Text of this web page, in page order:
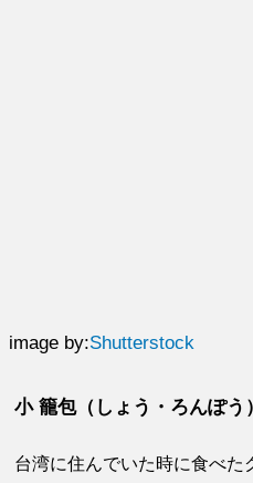
image by:Shutterstock
小 籠包（しょう・ろんぽう
台湾に住んでいた時に食べ